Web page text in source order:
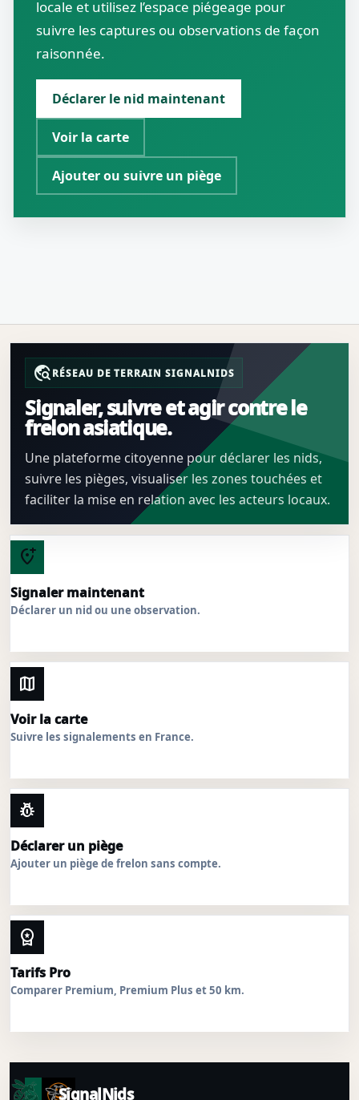
locale et utilisez l’espace piégeage pour
suivre les captures ou observations de façon
raisonnée.
Déclarer le nid maintenant
Voir la carte
Ajouter ou suivre un piège
travel_exploreRÉSEAU DE TERRAIN SIGNALNIDS
Signaler, suivre et agir contre le
frelon asiatique.
Une plateforme citoyenne pour déclarer les nids,
suivre les pièges, visualiser les zones touchées et
faciliter la mise en relation avec les acteurs locaux.
add_location_alt
Signaler maintenant
Déclarer un nid ou une observation.
map
Voir la carte
Suivre les signalements en France.
pest_control
Déclarer un piège
Ajouter un piège de frelon sans compte.
workspace_premium
Tarifs Pro
Comparer Premium, Premium Plus et 50 km.
SignalNids